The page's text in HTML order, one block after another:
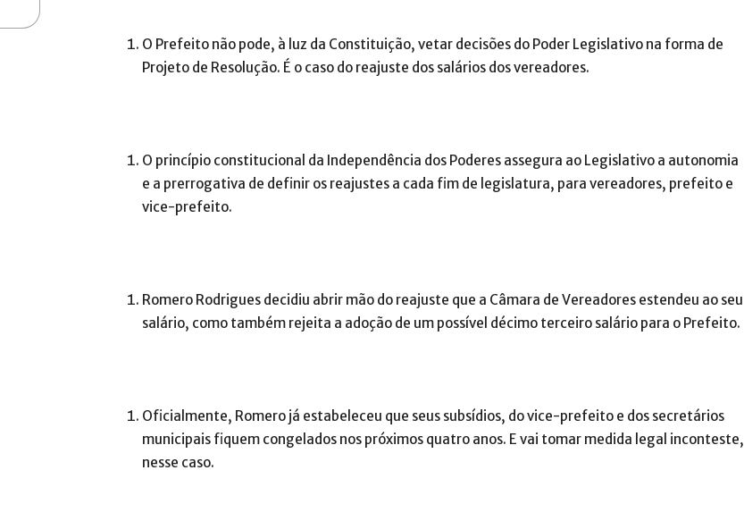
O Prefeito não pode, à luz da Constituição, vetar decisões do Poder Legislativo na forma de
Projeto de Resolução. É o caso do reajuste dos salários dos vereadores.
O princípio constitucional da Independência dos Poderes assegura ao Legislativo a autonomia
e a prerrogativa de definir os reajustes a cada fim de legislatura, para vereadores, prefeito e
vice-prefeito.
Romero Rodrigues decidiu abrir mão do reajuste que a Câmara de Vereadores estendeu ao seu
salário, como também rejeita a adoção de um possível décimo terceiro salário para o Prefeito.
Oficialmente, Romero já estabeleceu que seus subsídios, do vice-prefeito e dos secretários
municipais fiquem congelados nos próximos quatro anos. E vai tomar medida legal inconteste,
nesse caso.